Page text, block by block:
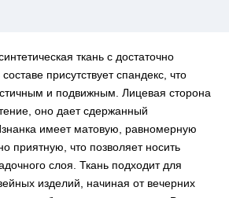
ткань с достаточно
присутствует спандекс, что
и подвижным. Лицевая сторона
оно дает сдержанный
имеет матовую, равномерную
приятную, что позволяет носить
слоя. Ткань подходит для
изделий, начиная от вечерних